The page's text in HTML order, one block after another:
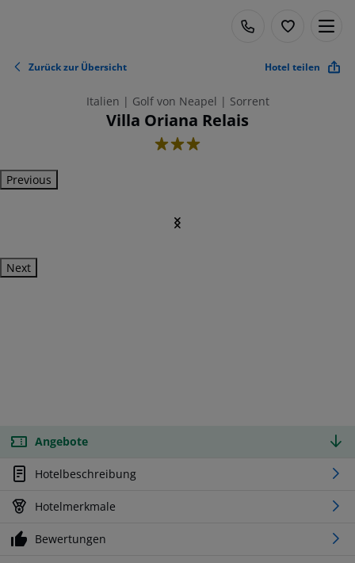
Zurück zur Übersicht Hotel teilen
Italien | Golf von Neapel | Sorrent
Villa Oriana Relais
3
Previous
Next
Angebote
Hotelbeschreibung
Hotelmerkmale
Bewertungen